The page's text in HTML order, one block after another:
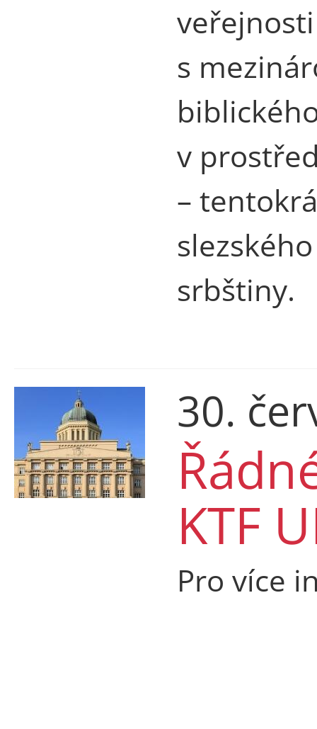
s
v
–
srbštiny.
30.
KTF
Pro více